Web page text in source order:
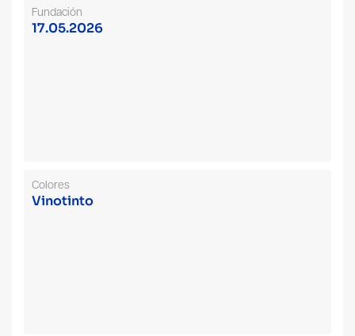
Fundación
17.05.2026
Colores
Vinotinto